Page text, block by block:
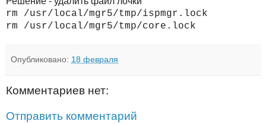
rm /usr/local/mgr5/tmp/ispmgr.lock
rm /usr/local/mgr5/tmp/core.lock
Опубликовано: 18 февраля
Комментариев нет:
Отправить комментарий